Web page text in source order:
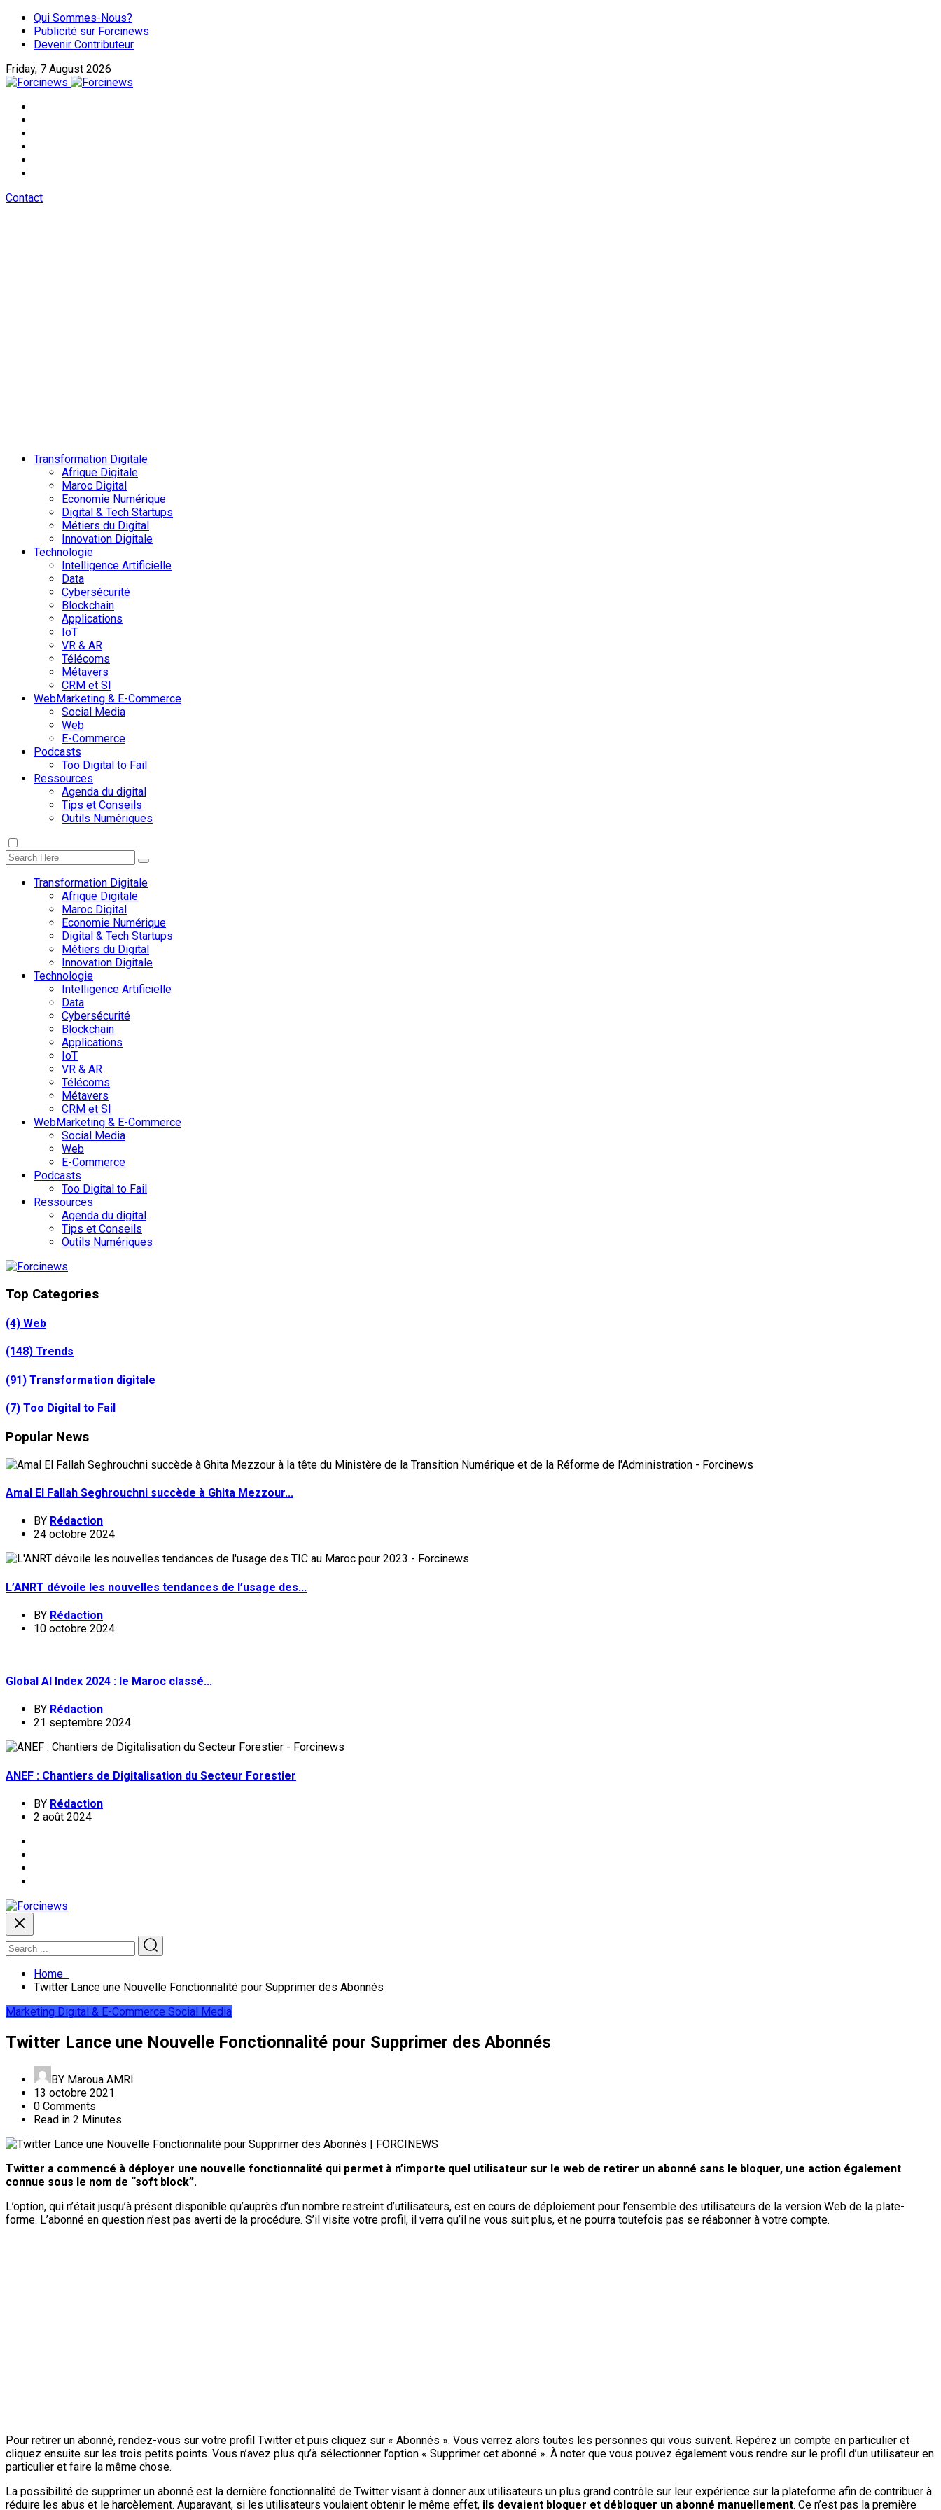
Qui Sommes-Nous?
Publicité sur Forcinews
Devenir Contributeur
Friday, 7 August 2026
Contact
Transformation Digitale
Afrique Digitale
Maroc Digital
Economie Numérique
Digital & Tech Startups
Métiers du Digital
Innovation Digitale
Technologie
Intelligence Artificielle
Data
Cybersécurité
Blockchain
Applications
IoT
VR & AR
Télécoms
Métavers
CRM et SI
WebMarketing & E-Commerce
Social Media
Web
E-Commerce
Podcasts
Too Digital to Fail
Ressources
Agenda du digital
Tips et Conseils
Outils Numériques
Transformation Digitale
Afrique Digitale
Maroc Digital
Economie Numérique
Digital & Tech Startups
Métiers du Digital
Innovation Digitale
Technologie
Intelligence Artificielle
Data
Cybersécurité
Blockchain
Applications
IoT
VR & AR
Télécoms
Métavers
CRM et SI
WebMarketing & E-Commerce
Social Media
Web
E-Commerce
Podcasts
Too Digital to Fail
Ressources
Agenda du digital
Tips et Conseils
Outils Numériques
Top Categories
(4) Web
(148) Trends
(91) Transformation digitale
(7) Too Digital to Fail
Popular News
Amal El Fallah Seghrouchni succède à Ghita Mezzour...
BY Rédaction
24 octobre 2024
L’ANRT dévoile les nouvelles tendances de l’usage des...
BY Rédaction
10 octobre 2024
Global AI Index 2024 : le Maroc classé...
BY Rédaction
21 septembre 2024
ANEF : Chantiers de Digitalisation du Secteur Forestier
BY Rédaction
2 août 2024
Home
Twitter Lance une Nouvelle Fonctionnalité pour Supprimer des Abonnés
Marketing Digital & E-Commerce Social Media
Twitter Lance une Nouvelle Fonctionnalité pour Supprimer des Abonnés
BY Maroua AMRI
13 octobre 2021
0 Comments
Read in 2 Minutes
Twitter a commencé à déployer une nouvelle fonctionnalité qui permet à n’importe quel utilisateur sur le web de retirer un abonné sans le bloquer, une action également
connue sous le nom de “soft block”.
L’option, qui n’était jusqu’à présent disponible qu’auprès d’un nombre restreint d’utilisateurs, est en cours de déploiement pour l’ensemble des utilisateurs de la version Web de la plate-
forme. L’abonné en question n’est pas averti de la procédure. S’il visite votre profil, il verra qu’il ne vous suit plus, et ne pourra toutefois pas se réabonner à votre compte.
Pour retirer un abonné, rendez-vous sur votre profil Twitter et puis cliquez sur « Abonnés ». Vous verrez alors toutes les personnes qui vous suivent. Repérez un compte en particulier et
cliquez ensuite sur les trois petits points. Vous n’avez plus qu’à sélectionner l’option « Supprimer cet abonné ». À noter que vous pouvez également vous rendre sur le profil d’un utilisateur en
particulier et faire la même chose.
La possibilité de supprimer un abonné est la dernière fonctionnalité de Twitter visant à donner aux utilisateurs un plus grand contrôle sur leur expérience sur la plateforme afin de contribuer à
réduire les abus et le harcèlement. Auparavant, si les utilisateurs voulaient obtenir le même effet, ils devaient bloquer et débloquer un abonné manuellement. Ce n’est pas la première